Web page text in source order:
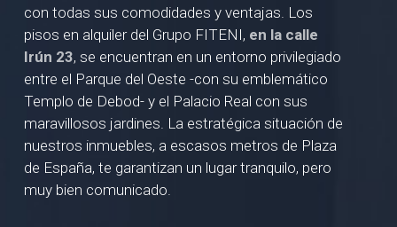
con todas sus comodidades y ventajas. Los
pisos en alquiler del Grupo FITENI, en la calle
Irún 23, se encuentran en un entorno privilegiado
entre el Parque del Oeste -con su emblemático
Templo de Debod- y el Palacio Real con sus
maravillosos jardines. La estratégica situación de
nuestros inmuebles, a escasos metros de Plaza
de España, te garantizan un lugar tranquilo, pero
muy bien comunicado.